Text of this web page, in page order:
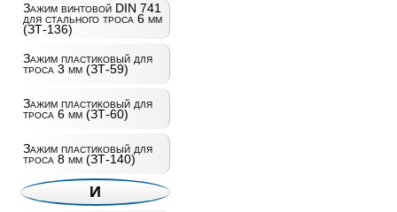
Зажим винтовой DIN 741
для стального троса 6 мм
(ЗТ-136)
Зажим пластиковый для
троса 3 мм (ЗТ-59)
Зажим пластиковый для
троса 6 мм (ЗТ-60)
Зажим пластиковый для
троса 8 мм (ЗТ-140)
И